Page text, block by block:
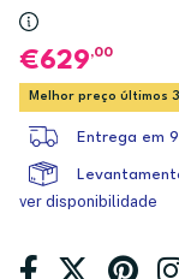
629,00
Melhor preço últimos
Entrega em
ver disponibilidade